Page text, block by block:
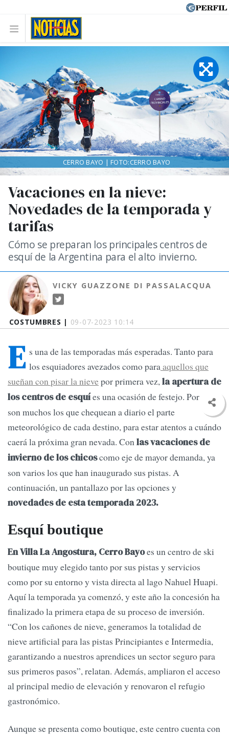
COSTUMBRES | 09-07-2023 10:14
Vacaciones en la nieve:
Novedades de la temporada y
tarifas
Cómo se preparan los principales centros de
esquí de la Argentina para el alto invierno.
VICKY GUAZZONE DI PASSALACQUA
CERRO BAYO | FOTO:CERRO BAYO
E s una de las temporadas más esperadas. Tanto para
los esquiadores avezados como paraaquellos que
sueñan con pisar la nievepor primera vez,la apertura de
los centros de esquíes una ocasión de festejo. Por eso,
son muchos los que chequean a diario el parte
meteorológico de cada destino, para estar atentos a cuándo
caerá la próxima gran nevada. Conlas vacaciones de
invierno de los chicoscomo eje de mayor demanda, ya
son varios los que han inaugurado sus pistas. A
continuación, un pantallazo por las opciones y
novedades de esta temporada 2023.
Esquí boutique
En Villa La Angostura, Cerro Bayoes un centro de ski
boutique muy elegido tanto por sus pistas y servicios
como por su entorno y vista directa al lago Nahuel Huapi.
Aquí la temporada ya comenzó, y este año la concesión ha
finalizado la primera etapa de su proceso de inversión.
“Con los cañones de nieve, generamos la totalidad de
nieve artificial para las pistas Principiantes e Intermedia,
garantizando a nuestros aprendices un sector seguro para
sus primeros pasos”, relatan. Además, ampliaron el acceso
al principal medio de elevación y renovaron el refugio
gastronómico.
Aunque se presenta como boutique, este centro cuenta con